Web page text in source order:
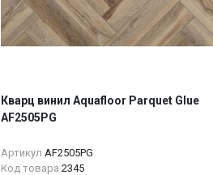
Кварц винил Aquafloor Parquet Glue
AF2505PG
Артикул AF2505PG
Код товара 2345